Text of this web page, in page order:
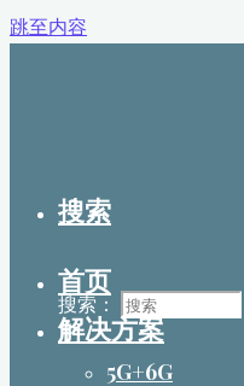
跳至内容
搜索
搜索：
首页
解决方案
5G+6G